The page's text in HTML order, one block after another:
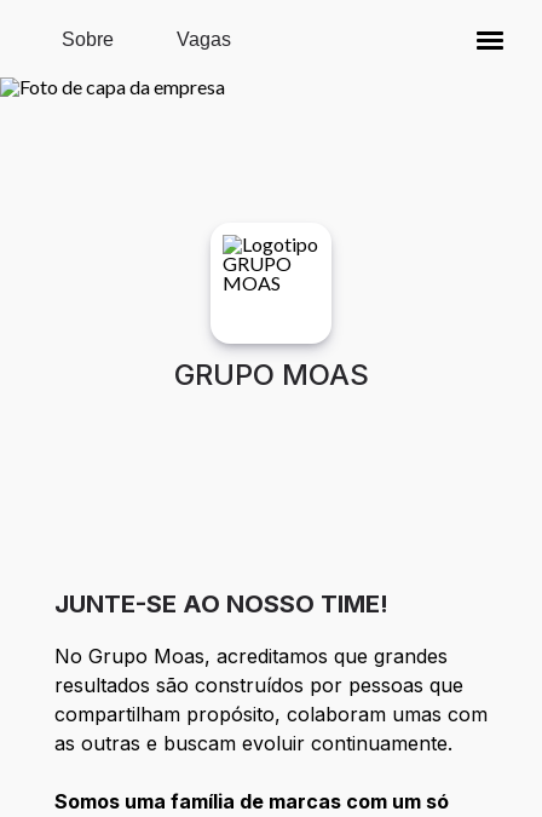
Pular para o conteúdo principal
Sobre Vagas
GRUPO MOAS
JUNTE-SE AO NOSSO TIME!
No Grupo Moas, acreditamos que grandes
resultados são construídos por pessoas que
compartilham propósito, colaboram umas com
as outras e buscam evoluir continuamente.
Somos uma família de marcas com um só